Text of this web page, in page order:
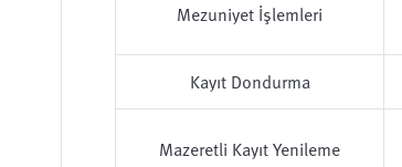
Mezuniyet İşlemleri
Kayıt Dondurma
Mazeretli Kayıt Yenileme